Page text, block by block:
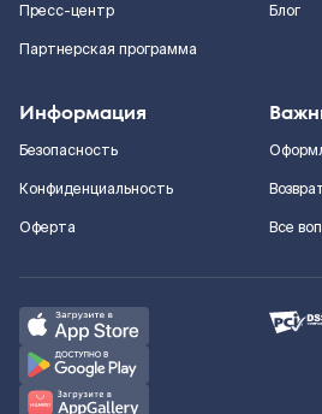
Пресс-центр
Партнерская программа
Блог
Информация
Безопасность
Конфиденциальность
Оферта
Все